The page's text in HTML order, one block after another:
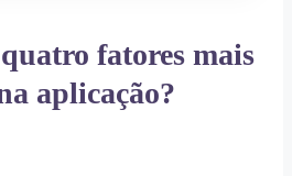
fatores mais
aplicação?